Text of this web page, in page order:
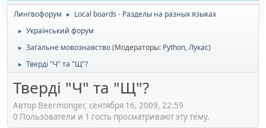
Лингвофорум ► Local boards - Разделы на разных языках
► Український форум
► Загальне мовознавство(Модераторы: Python,Лукас)
► Тверді "Ч" та "Щ"?
Тверді "Ч" та "Щ"?
Автор Beermonger, сентября 16, 2009, 22:59
0 Пользователи и 1 гость просматривают эту тему.